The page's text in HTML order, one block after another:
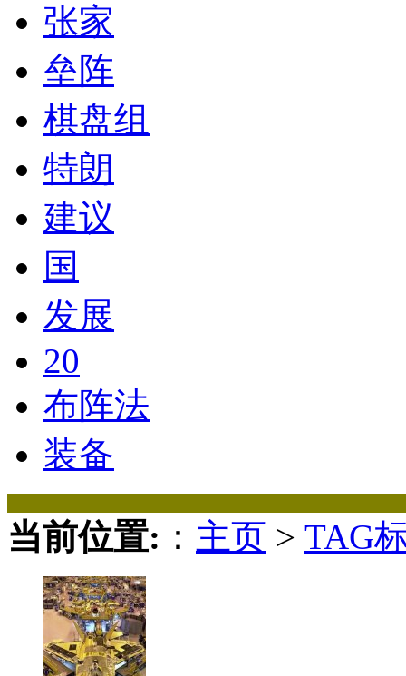
张家
垒阵
棋盘组
特朗
建议
国
发展
20
布阵法
装备
当前位置: ： 主页 > TAG